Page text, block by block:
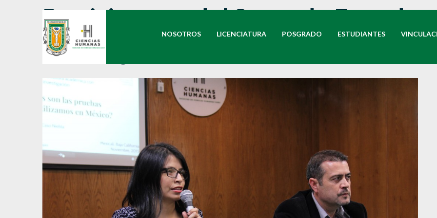
NOSOTROS LICENCIATURA POSGRADO ESTUDIANTES
Participantes del Segundo Foro de
Investigación en la FCH.